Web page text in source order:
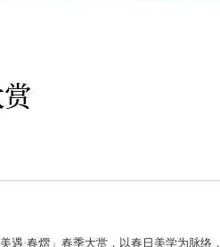
·春熠」春季大赏，以春日美学为脉络